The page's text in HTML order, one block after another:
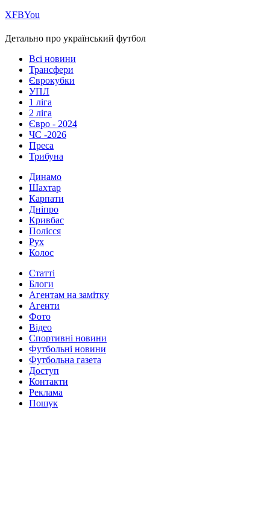
ХFBYou
Детально про український футбол
Всі новини
Трансфери
Єврокубки
УПЛ
1 ліга
2 ліга
Євро - 2024
ЧС -2026
Преса
Трибуна
Динамо
Шахтар
Карпати
Дніпро
Кривбас
Полісся
Рух
Колос
Статті
Блоги
Агентам на замітку
Агенти
Фото
Відео
Спортивні новини
Футбольні новини
Футбольна газета
Доступ
Контакти
Реклама
Пошук